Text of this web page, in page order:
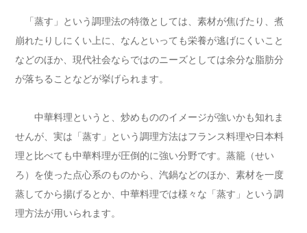
「蒸す」という調理法の特徴としては、素材が焦げたり、煮
崩れたりしにくい上に、なんといっても栄養が逃げにくいこと
などのほか、現代社会ならではのニーズとしては余分な脂肪分
が落ちることなどが挙げられます。
中華料理というと、炒めもののイメージが強いかも知れま
せんが、実は「蒸す」という調理方法はフランス料理や日本料
理と比べても中華料理が圧倒的に強い分野です。蒸籠（せい
ろ）を使った点心系のものから、汽鍋などのほか、素材を一度
蒸してから揚げるとか、中華料理では様々な「蒸す」という調
理方法が用いられます。